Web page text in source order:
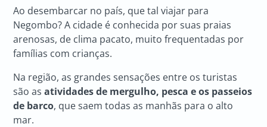
Ao desembarcar no país, que tal viajar para
Negombo? A cidade é conhecida por suas praias
arenosas, de clima pacato, muito frequentadas por
famílias com crianças.
Na região, as grandes sensações entre os turistas
são asatividades de mergulho, pesca e os passeios
de barco, que saem todas as manhãs para o alto
mar.